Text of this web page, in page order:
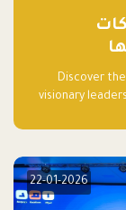
Discover
visionary
22-01-2026